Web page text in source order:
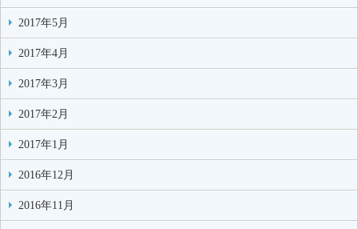
2017年5月
2017年4月
2017年3月
2017年2月
2017年1月
2016年12月
2016年11月